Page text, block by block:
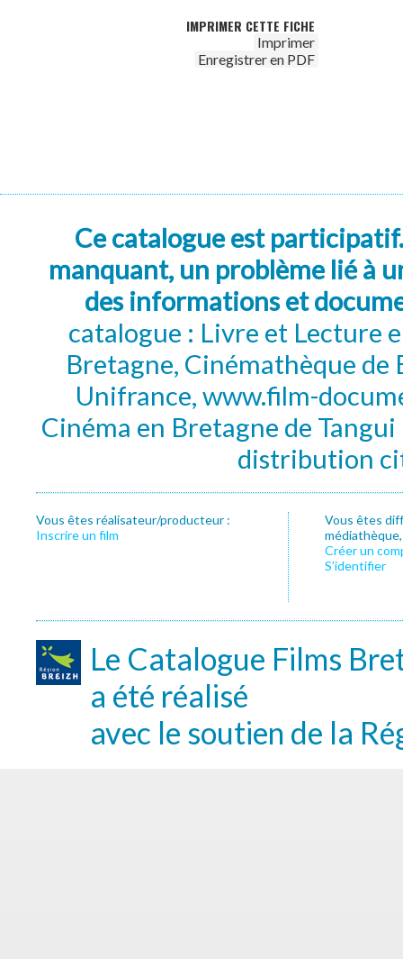
IMPRIMER CETTE FICHE
Imprimer
Enregistrer en PDF
Ce catalogue est
manquant, un problème lié à
des informations et
catalogue : Livre et Lecture
Bretagne, Cinémathèque de
Unifrance, www.film-
Cinéma en Bretagne de
distribution
Vous êtes réalisateur/producteur :
Inscrire un film
Vous êtes
Créer un
S’identifier
Le Catalogue Films
a été réalisé
avec le soutien de la